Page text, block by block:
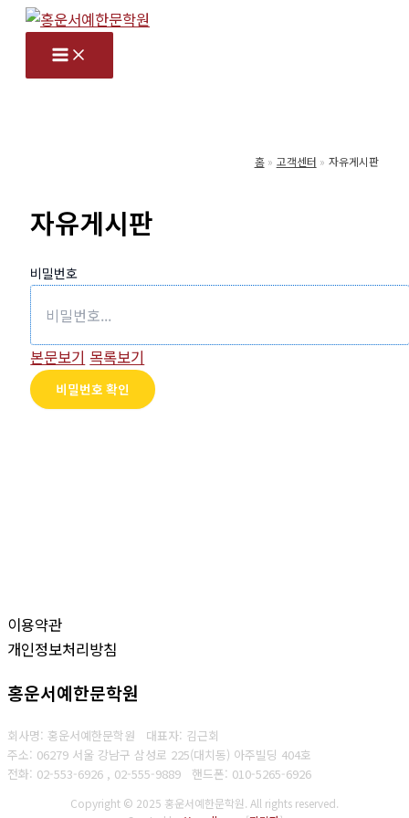
홈 고객센터 자유게시판
자유게시판
비밀번호
본문보기 목록보기
비밀번호 확인
이용약관
개인정보처리방침
홍운서예한문학원
회사명: 홍운서예한문학원 대표자: 김근회
주소: 06279 서울 강남구 삼성로 225(대치동) 아주빌딩 404호
전화: 02-553-6926 , 02-555-9889 핸드폰: 010-5265-6926
Copyright © 2025 홍운서예한문학원. All rights reserved.